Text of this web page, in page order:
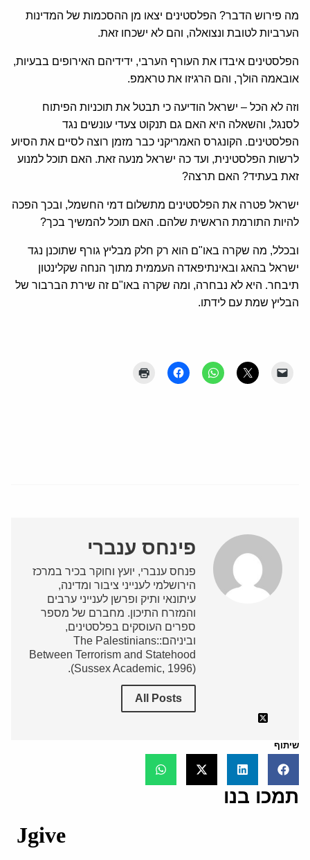
מה פירוש הדבר? הפלסטינים יצאו מן ההסכמות של המדינות
הערביות לטובת ונצואלה, והם לא ישכחו זאת.
הפלסטינים איבדו את העורף הערבי, ידידיהם האירופים בבעיות,
אובאמה הולך, והם הרגיזו את טראמפ.
וזה לא הכל – ישראל הודיעה כי תבטל את תוכניות הפיתוח
לסנגל, והשאלה היא האם גם תנקוט צעדי עונשים נגד
הפלסטינים. הקונגרס האמריקני כבר מזמן רוצה לסיים את הסיוע
לרשות הפלסטינית, ועד כה ישראל מנעה זאת. האם תוכל למנוע
זאת בעתיד? האם תרצה?
ישראל פטרה את הפלסטינים מתשלום דמי החשמל, ובכך הפכה
להיות התורמת הראשית שלהם. האם תוכל להמשיך בכך?
ובכלל, מה שקרה באו"ם הוא רק חלק מבליץ גורף שתוכנן נגד
ישראל בהאג ובאינתיפאדה העממית מתוך הנחה שקלינטון
תיבחר. היא לא נבחרה, ומה שקרה באו"ם זה שירת הברבור של
הבליץ שמת עם לידתו.
פינחס ענברי
פנחס ענברי, יועץ וחוקר בכיר במרכז
הירושלמי לענייני ציבור ומדינה,
עיתונאי ותיק ופרשן לענייני ערבים
והמזרח התיכון. מחברם של מספר
ספרים העוסקים בפלסטינים,
וביניהם:The Palestinians:
Between Terrorism and Statehood
(Sussex Academic, 1996).
All Posts
שיתוף
תמכו בנו